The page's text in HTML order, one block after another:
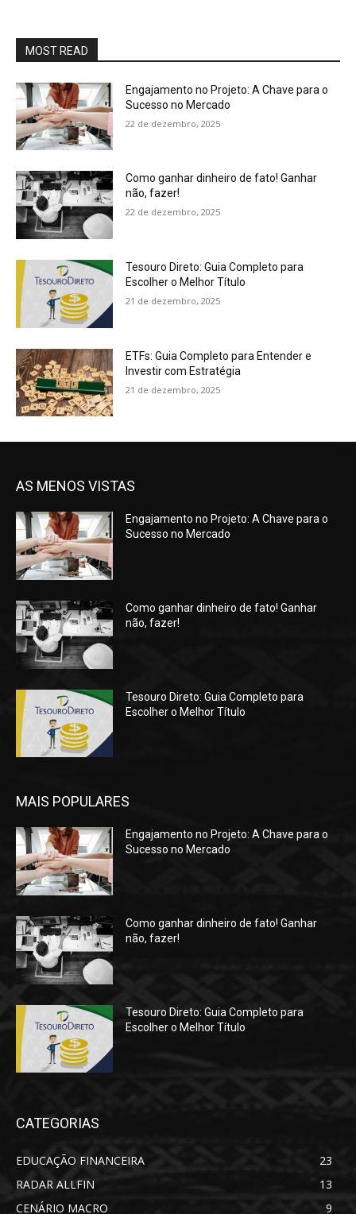
MOST READ
Engajamento no Projeto: A Chave para o
Sucesso no Mercado
22 de dezembro, 2025
Como ganhar dinheiro de fato! Ganhar
não, fazer!
22 de dezembro, 2025
Tesouro Direto: Guia Completo para
Escolher o Melhor Título
21 de dezembro, 2025
ETFs: Guia Completo para Entender e
Investir com Estratégia
21 de dezembro, 2025
AS MENOS VISTAS
Engajamento no Projeto: A Chave para o
Sucesso no Mercado
Como ganhar dinheiro de fato! Ganhar
não, fazer!
Tesouro Direto: Guia Completo para
Escolher o Melhor Título
MAIS POPULARES
Engajamento no Projeto: A Chave para o
Sucesso no Mercado
Como ganhar dinheiro de fato! Ganhar
não, fazer!
Tesouro Direto: Guia Completo para
Escolher o Melhor Título
CATEGORIAS
EDUCAÇÃO FINANCEIRA
23
RADAR ALLFIN
13
CENÁRIO MACRO
9